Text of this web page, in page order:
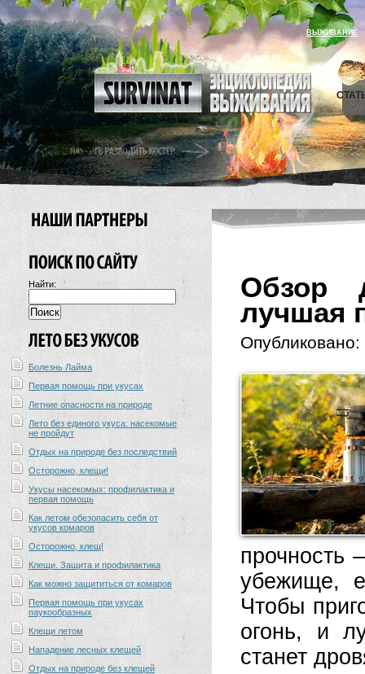
ВЫЖИВАНИЕ
Найти:
Болезнь Лайма
Первая помощь при укусах
Летние опасности на природе
Лето без единого укуса: насекомые
не пройдут
Отдых на природе без последствий
Осторожно, клещи!
Укусы насекомых: профилактика и
первая помощь
Как летом обезопасить себя от
укусов комаров
Осторожно, клещ!
Клещи. Защита и профилактика
Как можно защититься от комаров
Первая помощь при укусах
паукообразных
Клещи летом
Нападение лесных клещей
Отдых на природе без клещей
Обзор
лучшая
Опубликовано:
прочность
убежище,
Чтобы
огонь, и
станет